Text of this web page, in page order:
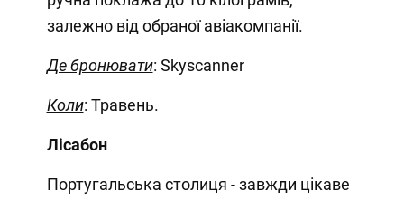
залежно від обраної авіакомпанії.
Де бронювати: Skyscanner
Коли: Травень.
Лісабон
Португальська столиця - завжди цікаве